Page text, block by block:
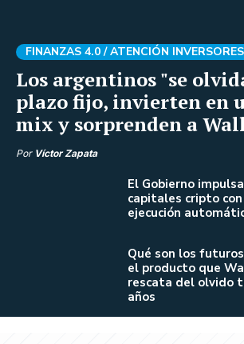
Los argentinos "se
plazo fijo, invierten en
mix y sorprenden a
FINANZAS 4.0 /ATENCIÓN INVERSORES
Por Víctor Zapata
El Gobierno
capitales cripto
ejecución
Qué son los
el producto que
rescata del olvido
años